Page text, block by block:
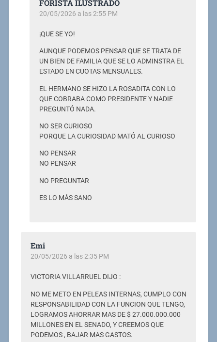
FORISTA ILUSTRADO
20/05/2026 a las 2:55 PM
¡QUE SE YO!
AUNQUE PODEMOS PENSAR QUE SE TRATA DE
UN BIEN DE FAMILIA QUE SE LO ADMINSTRA EL
ESTADO EN CUOTAS MENSUALES.
EL HERMANO SE HIZO LA ROSADITA CON LO
QUE COBRABA COMO PRESIDENTE Y NADIE
PREGUNTÓ NADA.
NO SER CURIOSO
PORQUE LA CURIOSIDAD MATÓ AL CURIOSO
NO PENSAR
NO PENSAR
NO PREGUNTAR
ES LO MÁS SANO
Emi
20/05/2026 a las 2:35 PM
VICTORIA VILLARRUEL DIJO :
NO ME METO EN PELEAS INTERNAS, CUMPLO CON
RESPONSABILIDAD CON LA FUNCION QUE TENGO,
LOGRAMOS AHORRAR MAS DE $ 27.000.000.000
MILLONES EN EL SENADO, Y CREEMOS QUE
PODEMOS , BAJAR MAS GASTOS.